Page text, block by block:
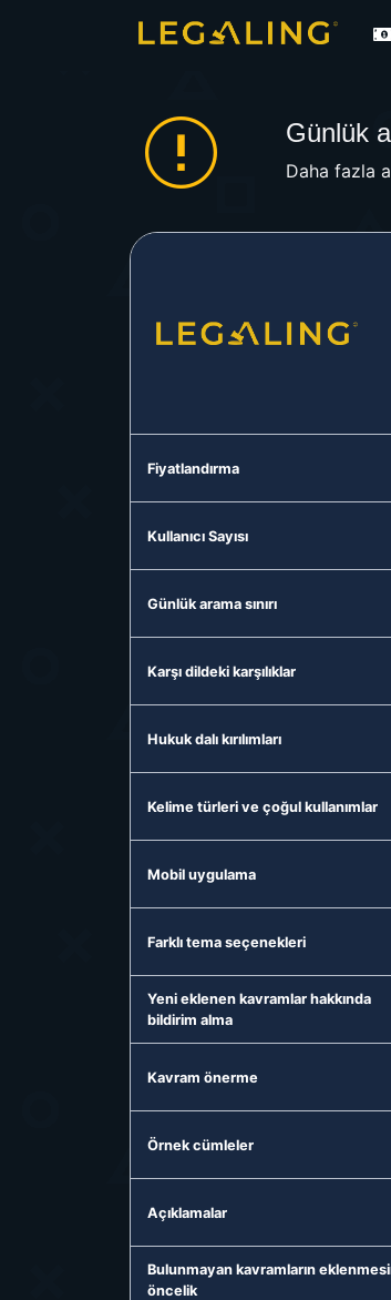
Günlük
Daha fazla
Fiyatlandırma
Kullanıcı Sayısı
Günlük arama sınırı
Karşı dildeki karşılıklar
Hukuk dalı kırılımları
Kelime türleri ve çoğul kullanımlar
Mobil uygulama
Farklı tema seçenekleri
Yeni eklenen kavramlar hakkında
bildirim alma
Kavram önerme
Örnek cümleler
Açıklamalar
Bulunmayan kavramların
öncelik